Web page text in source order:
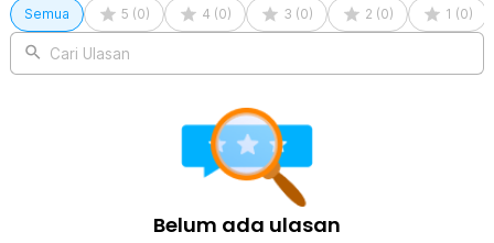
Semua 5 (0) 4 (0) 3 (0) 2 (0) 1 (0)
Cari Ulasan
Belum ada ulasan